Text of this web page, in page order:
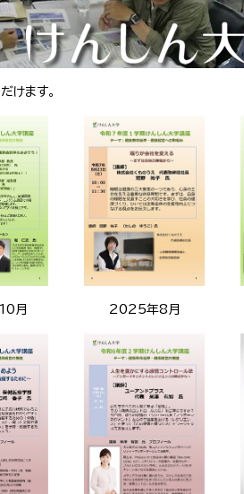
けます。
月 2025年8月